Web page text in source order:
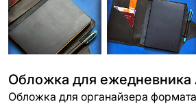
Обложка для ежедневника
Обложка для органайзера